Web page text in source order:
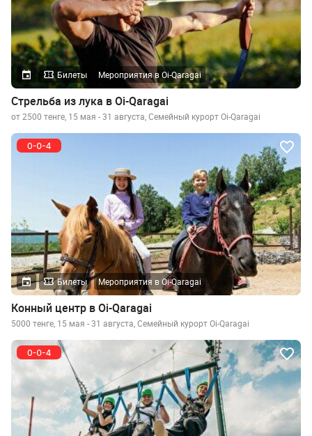
Билеты Мероприятия в Oi-Qaragai
Стрельба из лука в Oi-Qaragai
от 2500 тенге, 15 мая - 31 августа, Семейный курорт Oi-Qaragai
Билеты Мероприятия в Oi-Qaragai
Конный центр в Oi-Qaragai
5000 тенге, 15 мая - 31 августа, Семейный курорт Oi-Qaragai